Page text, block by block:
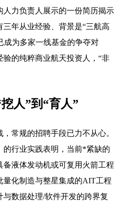
人力负责人展示的一份简历揭示
年从业经验、背景是“三航高
成为多家一线基金的争夺对
的纯粹商业航天投资人，“非
人”到“育人”
常规的招聘手段已力不从心。
行业实践表明，当前*紧缺的
备液体发动机或可复用火箭工程
化制造与整星集成的AIT工程
数据处理/软件开发的跨界复